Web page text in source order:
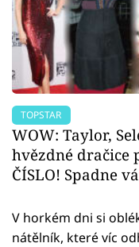
TOPSTAR
WOW: Taylor,
hvězdné dračice
ČÍSLO! Spadne
V horkém dni si
nátělník, které víc